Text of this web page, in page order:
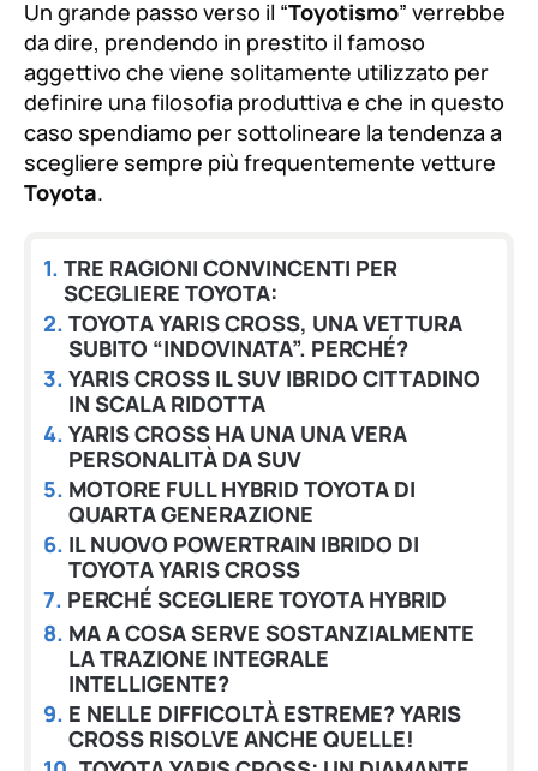
fuente
de
fuente.
Un grande passo verso il “Toyotismo” verrebbe
da dire, prendendo in prestito il famoso
aggettivo che viene solitamente utilizzato per
definire una filosofia produttiva e che in questo
caso spendiamo per sottolineare la tendenza a
scegliere sempre più frequentemente vetture
Toyota.
TRE RAGIONI CONVINCENTI PER
SCEGLIERE TOYOTA:
TOYOTA YARIS CROSS, UNA VETTURA
SUBITO “INDOVINATA”. PERCHÉ?
YARIS CROSS IL SUV IBRIDO CITTADINO
IN SCALA RIDOTTA
YARIS CROSS HA UNA UNA VERA
PERSONALITÀ DA SUV
MOTORE FULL HYBRID TOYOTA DI
QUARTA GENERAZIONE
IL NUOVO POWERTRAIN IBRIDO DI
TOYOTA YARIS CROSS
PERCHÉ SCEGLIERE TOYOTA HYBRID
MA A COSA SERVE SOSTANZIALMENTE
LA TRAZIONE INTEGRALE
INTELLIGENTE?
E NELLE DIFFICOLTÀ ESTREME? YARIS
CROSS RISOLVE ANCHE QUELLE!